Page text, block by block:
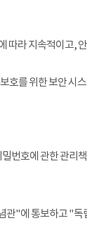
따라 지속적이고,
호를 위한 보안 시
번호에 관한 관리책
관"에 통보하고 "